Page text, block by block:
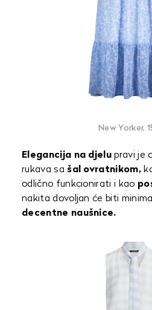
New Yorker,
Elegancija na djelu pravi je
rukava sa šal ovratnikom,
odlično funkcionirati i kao
nakita dovoljan će biti
decentne naušnice.